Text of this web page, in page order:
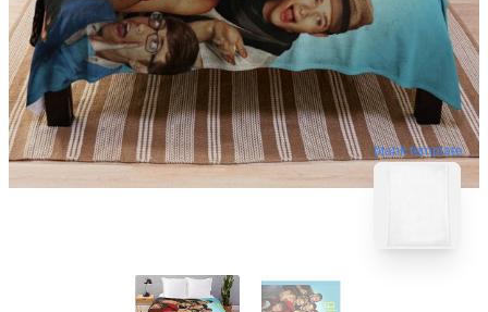
blank template